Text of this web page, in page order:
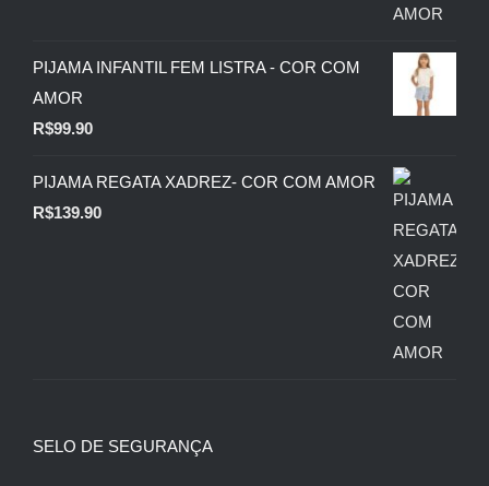
PIJAMA INFANTIL FEM LISTRA - COR COM
AMOR
R$99.90
PIJAMA REGATA XADREZ- COR COM AMOR
R$139.90
SELO DE SEGURANÇA